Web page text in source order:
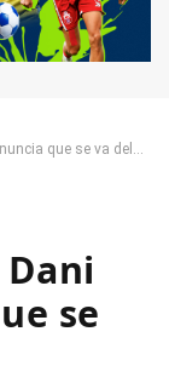
se va del Real Madrid
se